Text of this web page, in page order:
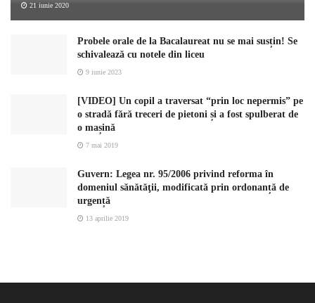
21 iunie 2020
Probele orale de la Bacalaureat nu se mai susțin! Se
schivalează cu notele din liceu
9 iunie 2023
[VIDEO] Un copil a traversat “prin loc nepermis” pe
o stradă fără treceri de pietoni și a fost spulberat de
o mașină
7 mai 2019
Guvern: Legea nr. 95/2006 privind reforma în
domeniul sănătăţii, modificată prin ordonanță de
urgență
13 aprilie 2019